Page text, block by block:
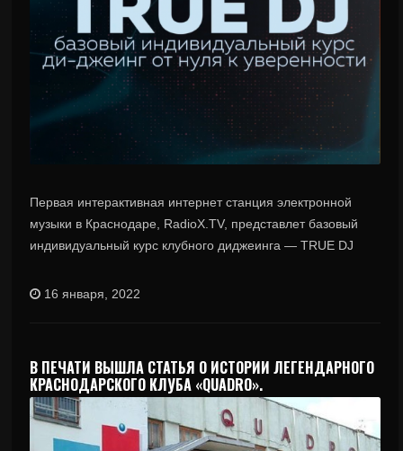
Первая интерактивная интернет станция электронной
музыки в Краснодаре, RadioX.TV, представлет базовый
индивидуальный курс клубного диджеинга — TRUE DJ
16 января, 2022
В ПЕЧАТИ ВЫШЛА СТАТЬЯ О ИСТОРИИ ЛЕГЕНДАРНОГО
КРАСНОДАРСКОГО КЛУБА «QUADRO».